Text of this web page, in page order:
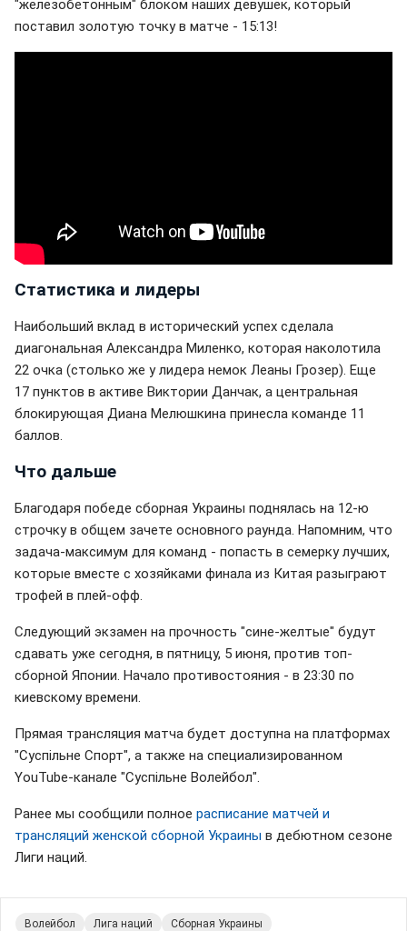
"железобетонным" блоком наших девушек, который
поставил золотую точку в матче - 15:13!
Статистика и лидеры
Наибольший вклад в исторический успех сделала
диагональная Александра Миленко, которая наколотила
22 очка (столько же у лидера немок Леаны Грозер). Еще
17 пунктов в активе Виктории Данчак, а центральная
блокирующая Диана Мелюшкина принесла команде 11
баллов.
Что дальше
Благодаря победе сборная Украины поднялась на 12-ю
строчку в общем зачете основного раунда. Напомним, что
задача-максимум для команд - попасть в семерку лучших,
которые вместе с хозяйками финала из Китая разыграют
трофей в плей-офф.
Следующий экзамен на прочность "сине-желтые" будут
сдавать уже сегодня, в пятницу, 5 июня, против топ-
сборной Японии. Начало противостояния - в 23:30 по
киевскому времени.
Прямая трансляция матча будет доступна на платформах
"Суспільне Спорт", а также на специализированном
YouTube-канале "Суспільне Волейбол".
Ранее мы сообщили полное расписание матчей и
трансляций женской сборной Украины в дебютном сезоне
Лиги наций.
Волейбол Лига наций Сборная Украины